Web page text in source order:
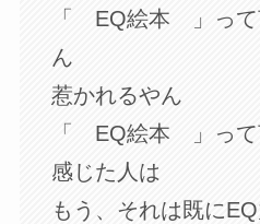
「 EQ絵本 」って
ん
惹かれるやん
「 EQ絵本 」って
感じた人は
もう、それは既に